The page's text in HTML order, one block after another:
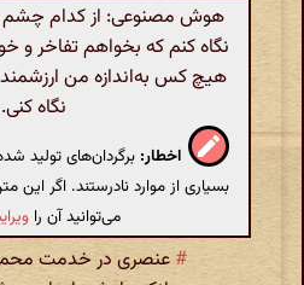
هوش مصنوعی: از کدام چشم
نگاه کنم که بخواهم تفاخر و
هیچ کس به‌اندازه من
نگاه کنی.
اخطار: برگردان‌های
بسیاری از موارد نادرستند. اگر
می‌توانید آن را
# عنصری در خدمت